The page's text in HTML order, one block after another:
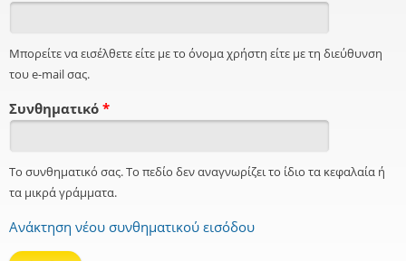
Μπορείτε να εισέλθετε είτε με το όνομα χρήστη είτε με τη διεύθυνση
του e-mail σας.
Συνθηματικό *
Το συνθηματικό σας. Το πεδίο δεν αναγνωρίζει το ίδιο τα κεφαλαία ή
τα μικρά γράμματα.
Ανάκτηση νέου συνθηματικού εισόδου